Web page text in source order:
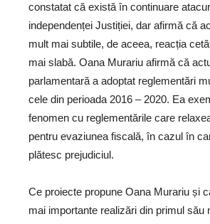
constatat că există în continuare
independenței Justiției, dar afirmă că
mult mai subtile, de aceea, reacția
mai slabă. Oana Murariu afirmă că
parlamentară a adoptat reglementări
cele din perioada 2016 – 2020. Ea
fenomen cu reglementările care
pentru evaziunea fiscală, în cazul în
plătesc prejudiciul.
Ce proiecte propune Oana Murariu și
mai importante realizări din primul său